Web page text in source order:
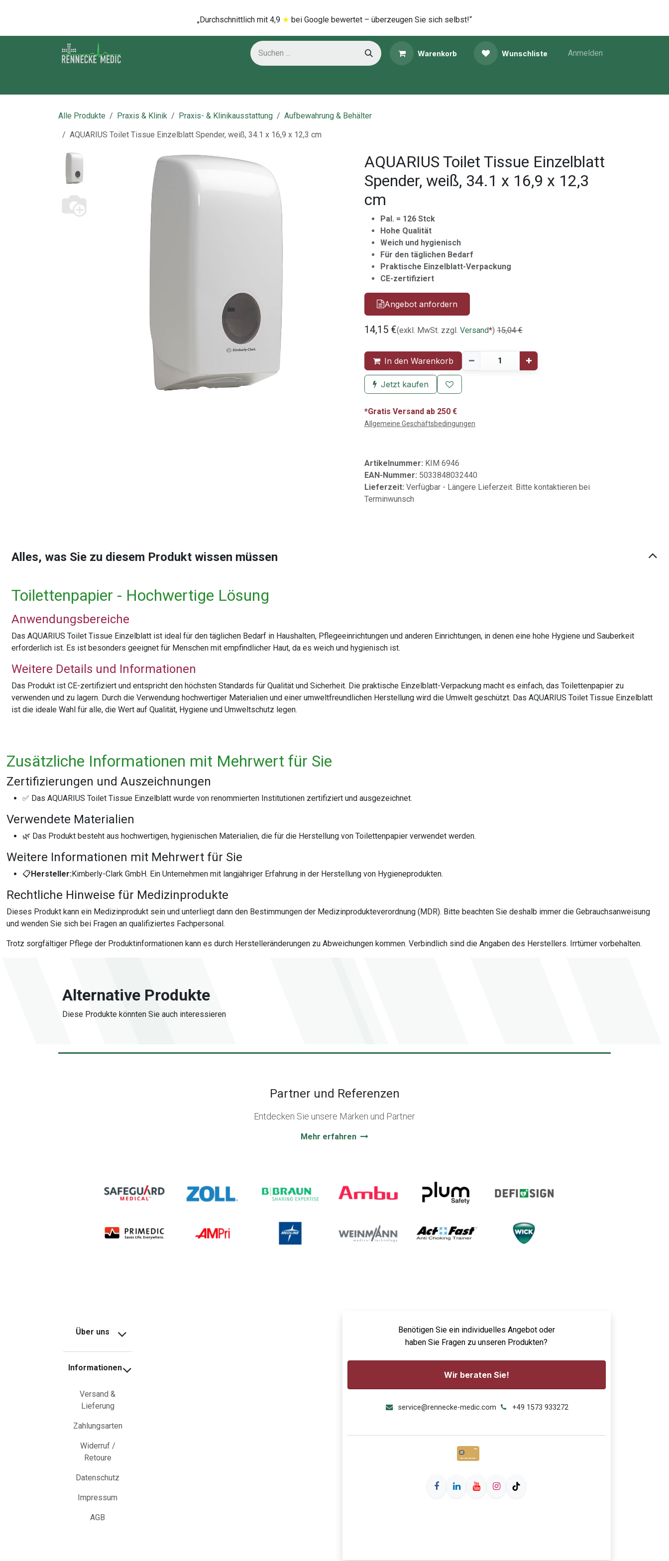
„Durchschnittlich mi​t 4,9 ★ bei Google bewertet – überzeugen Sie sich selbst!“
Warenkorb Wunschliste Anmelden
Alle Produkte Praxis & Klinik Praxis- & Klinikausstattung
Aufbewahrung & Behälter
AQUARIUS Toilet Tissue Einzelblatt Spender, weiß, 34.1 x 16,9 x 12,3 cm
AQUARIUS Toilet Tissue Einzelblatt
Spender, weiß, 34.1 x 16,9 x 12,3
cm
Pal. = 126 Stck
Hohe Qualität
Weich und hygienisch
Für den täglichen Bedarf
Praktische Einzelblatt-Verpackung
CE-zertifiziert
Angebot anfordern
14,15 €(exkl. MwSt. zzgl. Versand*) 15,04€
In den Warenkorb
Jetzt kaufen
*Gratis Versand ab 250 €
Allgemeine Geschäftsbedingungen
Artikelnummer: KIM 6946
EAN-Nummer: 5033848032440
Lieferzeit: Verfügbar - Längere Lieferzeit. Bitte kontaktieren bei
Terminwunsch
Alles, was Sie zu diesem Produkt wissen müssen
Toilettenpapier - Hochwertige Lösung
Anwendungsbereiche
Das AQUARIUS Toilet Tissue Einzelblatt ist ideal für den täglichen Bedarf in Haushalten, Pflegeeinrichtungen und anderen Einrichtungen, in denen eine hohe Hygiene und Sauberkeit
erforderlich ist. Es ist besonders geeignet für Menschen mit empfindlicher Haut, da es weich und hygienisch ist.
Weitere Details und Informationen
Das Produkt ist CE-zertifiziert und entspricht den höchsten Standards für Qualität und Sicherheit. Die praktische Einzelblatt-Verpackung macht es einfach, das Toilettenpapier zu
verwenden und zu lagern. Durch die Verwendung hochwertiger Materialien und einer umweltfreundlichen Herstellung wird die Umwelt geschützt. Das AQUARIUS Toilet Tissue Einzelblatt
ist die ideale Wahl für alle, die Wert auf Qualität, Hygiene und Umweltschutz legen.
Zusätzliche Informationen mit Mehrwert für Sie
Zertifizierungen und Auszeichnungen
✅ Das AQUARIUS Toilet Tissue Einzelblatt wurde von renommierten Institutionen zertifiziert und ausgezeichnet.
Verwendete Materialien
🌿 Das Produkt besteht aus hochwertigen, hygienischen Materialien, die für die Herstellung von Toilettenpapier verwendet werden.
Weitere Informationen mit Mehrwert für Sie
📋Hersteller:Kimberly-Clark GmbH. Ein Unternehmen mit langjähriger Erfahrung in der Herstellung von Hygieneprodukten.
Rechtliche Hinweise für Medizinprodukte
Dieses Produkt kann ein Medizinprodukt sein und unterliegt dann den Bestimmungen der Medizinprodukteverordnung (MDR). Bitte beachten Sie deshalb immer die Gebrauchsanweisung
und wenden Sie sich bei Fragen an qualifiziertes Fachpersonal.
Trotz sorgfältiger Pflege der Produktinformationen kann es durch Herstelleränderungen zu Abweichungen kommen. Verbindlich sind die Angaben des Herstellers. Irrtümer vorbehalten.
Alternative Produkte
Diese Produkte könnten Sie auch interessieren
Partner und Referenzen
Entdecken Sie unsere Marken und Partner
Mehr erfahren
Über uns
Informationen
Versand &
Lieferung
Zahlungsarten
Widerruf /
Retoure
Datenschutz
Impressum
AGB
Benötigen Sie ein individuelles Angebot oder
haben Sie Fragen zu unseren Produkten?
Wir beraten Sie!
service@rennecke-medic.com +49 1573 933272